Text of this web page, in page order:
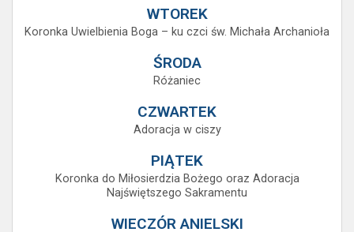
WTOREK
Koronka Uwielbienia Boga – ku czci św. Michała Archanioła
ŚRODA
Różaniec
CZWARTEK
Adoracja w ciszy
PIĄTEK
Koronka do Miłosierdzia Bożego oraz Adoracja
Najświętszego Sakramentu
WIECZÓR ANIELSKI